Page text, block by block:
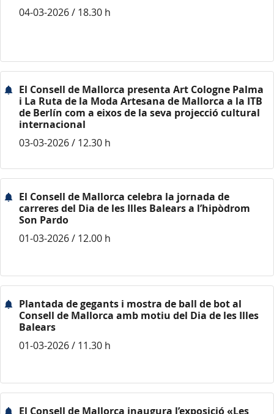
04-03-2026 / 18.30 h
El Consell de Mallorca presenta Art Cologne Palma
i La Ruta de la Moda Artesana de Mallorca a la ITB
de Berlín com a eixos de la seva projecció cultural
internacional
03-03-2026 / 12.30 h
El Consell de Mallorca celebra la jornada de
carreres del Dia de les Illes Balears a l’hipòdrom
Son Pardo
01-03-2026 / 12.00 h
Plantada de gegants i mostra de ball de bot al
Consell de Mallorca amb motiu del Dia de les Illes
Balears
01-03-2026 / 11.30 h
El Consell de Mallorca inaugura l’exposició «Les